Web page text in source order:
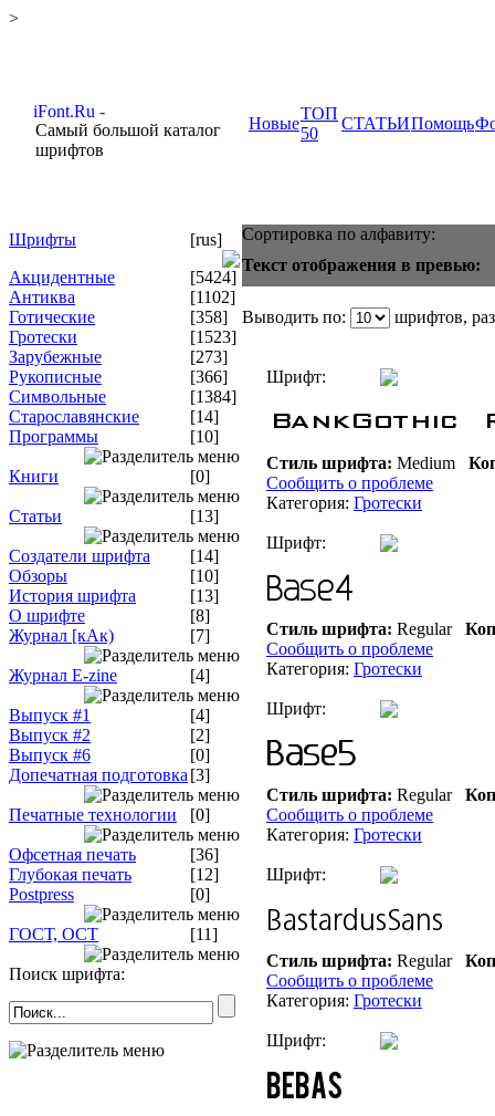
>
Самый большой каталог
шрифтов
Новые
ТОП
50
СТАТЬИПомощь
Шрифты
[rus]
Акцидентные
[5424]
Антиква
[1102]
Готические
[358]
Гротески
[1523]
Зарубежные
[273]
Рукописные
[366]
Символьные
[1384]
Старославянские
[14]
Программы
[10]
Книги [0]
Статьи [13]
Создатели шрифта
[14]
Обзоры
[10]
История шрифта
[13]
О шрифте
[8]
Журнал [кАк)
[7]
Журнал E-zine [4]
Выпуск #1
[4]
Выпуск #2
[2]
Выпуск #6
[0]
Допечатная подготовка [3]
Печатные технологии [0]
Офсетная печать
[36]
Глубокая печать
[12]
Postpress
[0]
ГОСТ, ОСТ [11]
Поиск шрифта:
Сортировка по алфавиту:
Текст отображения в превью:
Выводить по: шрифтов,
Шрифт:
Стиль шрифта: Medium
Сообщить о проблеме
Категория: Гротески
Шрифт:
Стиль шрифта: Regular
Сообщить о проблеме
Категория: Гротески
Шрифт:
Стиль шрифта: Regular
Сообщить о проблеме
Категория: Гротески
Шрифт:
Стиль шрифта: Regular
Сообщить о проблеме
Категория: Гротески
Шрифт: